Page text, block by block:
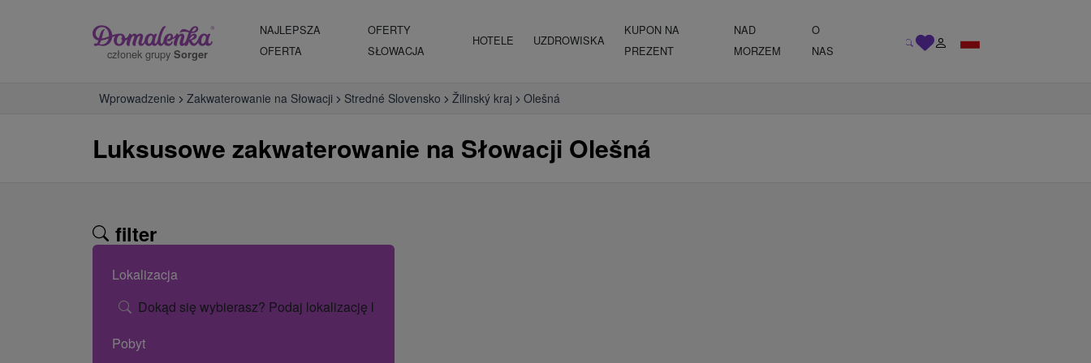
członek grupy Sorger
NAJLEPSZA
OFERTA
OFERTY
SŁOWACJA
HOTELE UZDROWISKA
KUPON NA
PREZENT
NAD
MORZEM
O
NAS
Wprowadzenie Zakwaterowanie na Słowacji Stredné Slovensko Žilinský kraj Olešná
Luksusowe zakwaterowanie na Słowacji Olešná
filter
Lokalizacja
Dokąd się wybierasz? Podaj lokalizację lub nazwę hotelu.
Pobyt